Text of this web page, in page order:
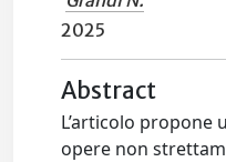
2025
Abstract
L’articolo propone
opere non